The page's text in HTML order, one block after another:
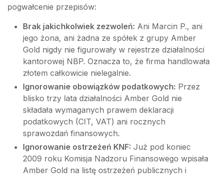
pogwałcenie przepisów:
Brak jakichkolwiek zezwoleń: Ani Marcin P., ani
jego żona, ani żadna ze spółek z grupy Amber
Gold nigdy nie figurowały w rejestrze działalności
kantorowej NBP. Oznacza to, że firma handlowała
złotem całkowicie nielegalnie.
Ignorowanie obowiązków podatkowych: Przez
blisko trzy lata działalności Amber Gold nie
składała wymaganych prawem deklaracji
podatkowych (CIT, VAT) ani rocznych
sprawozdań finansowych.
Ignorowanie ostrzeżeń KNF: Już pod koniec
2009 roku Komisja Nadzoru Finansowego wpisała
Amber Gold na listę ostrzeżeń publicznych i